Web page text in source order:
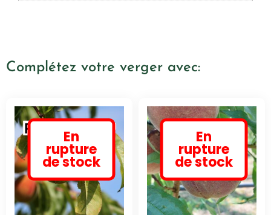
Complétez votre verger avec:
En
rupture
de stock
En
rupture
de stock